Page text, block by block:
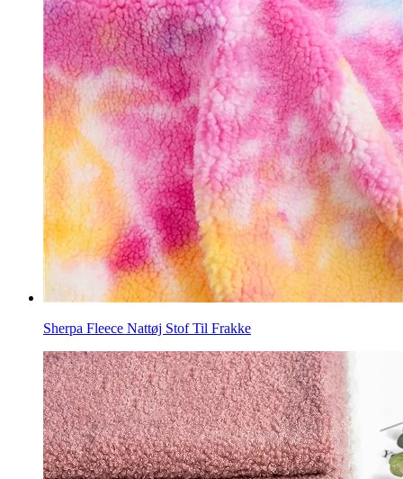
Sherpa Fleece Nattøj Stof Til Frakke